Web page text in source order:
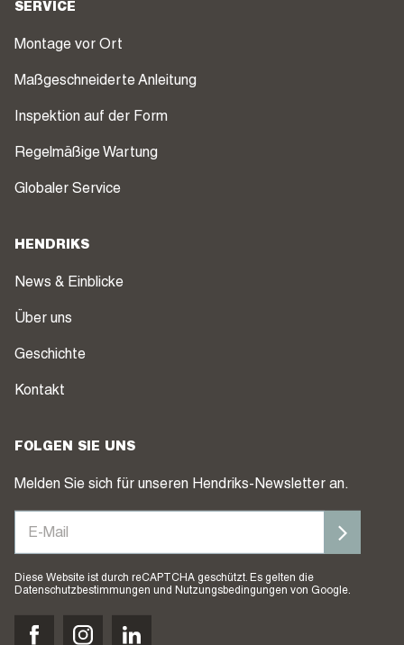
SERVICE
Montage vor Ort
Maßgeschneiderte Anleitung
Inspektion auf der Form
Regelmäßige Wartung
Globaler Service
HENDRIKS
News & Einblicke
Über uns
Geschichte
Kontakt
FOLGEN SIE UNS
Melden Sie sich für unseren Hendriks-Newsletter an.
Diese Website ist durch reCAPTCHA geschützt. Es gelten die
Datenschutzbestimmungen und Nutzungsbedingungen von Google.